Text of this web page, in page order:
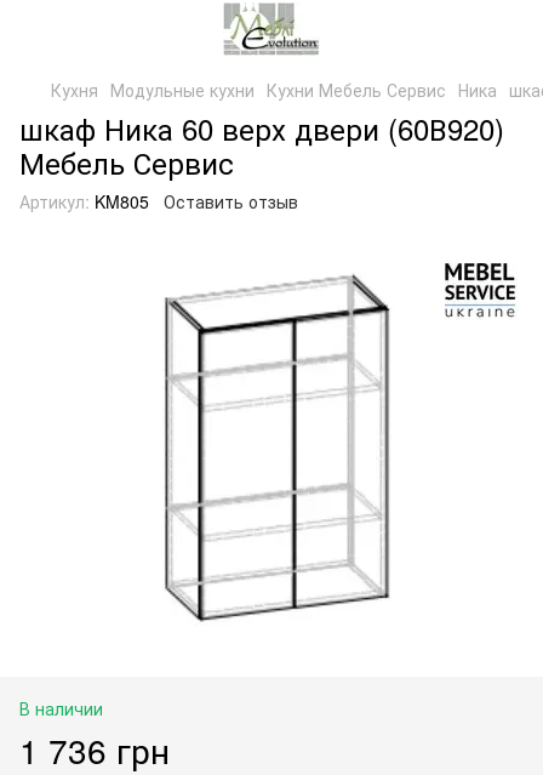
Кухня Модульные кухни Кухни Мебель Сервис Ника
шкаф Ника 60 верх двери (60В920)
Мебель Сервис
Артикул: KM805 Оставить отзыв
В наличии
1 736 грн